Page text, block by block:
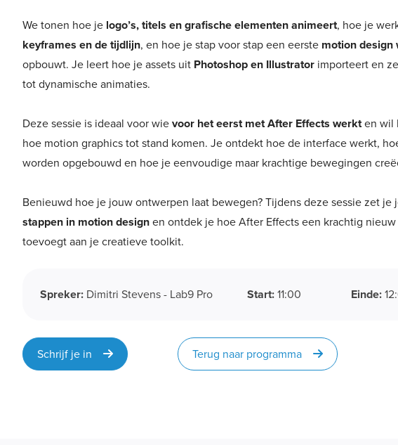
We tonen hoe je logo’s, titels en grafische elementen animeert, hoe je
keyframes en de tijdlijn, en hoe je stap voor stap een eerste motion design
opbouwt. Je leert hoe je assets uit Photoshop en Illustrator importeert en
tot dynamische animaties.
Deze sessie is ideaal voor wievoor het eerst met After Effects werkten wil
hoe motion graphics tot stand komen. Je ontdekt hoe de interface werkt,
worden opgebouwd en hoe je eenvoudige maar krachtige bewegingen
Benieuwd hoe je jouw ontwerpen laat bewegen? Tijdens deze sessie zet je
stappen in motion designen ontdek je hoe After Effects een krachtig
toevoegt aan je creatieve toolkit.
Spreker: Dimitri Stevens - Lab9 Pro Start:11:00 Einde:
Schrijf je in Terug naar programma